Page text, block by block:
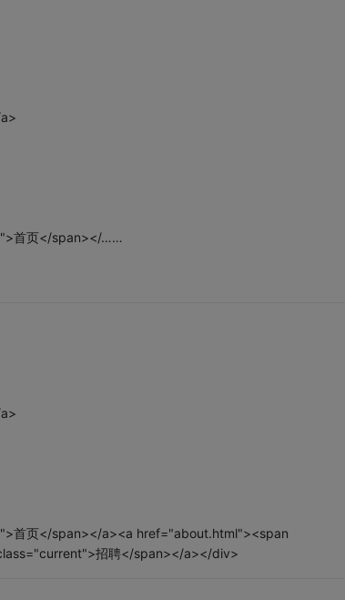
首页</span></……
首页</span></a><a href="about.html"><span
招聘</span></a></div>